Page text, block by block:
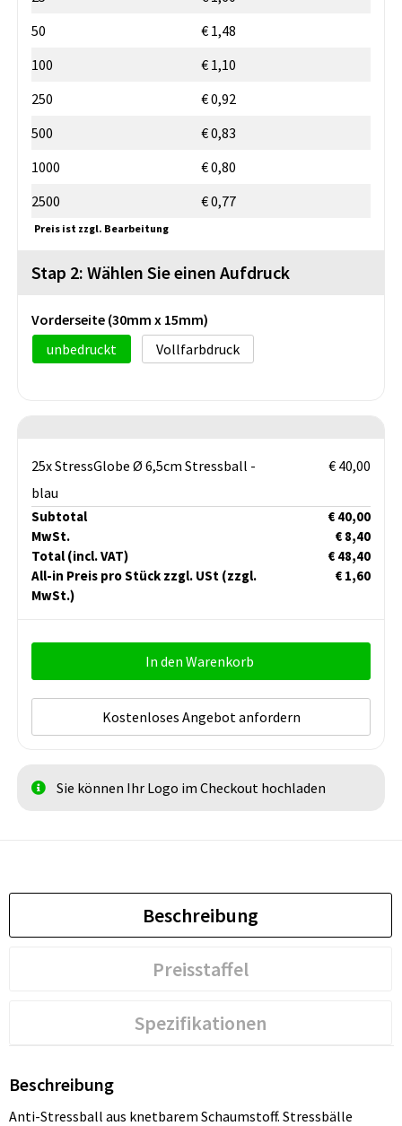
50
€ 1,48
100
€ 1,10
250
€ 0,92
500
€ 0,83
1000
€ 0,80
2500
€ 0,77
Preis ist zzgl. Bearbeitung
Stap 2: Wählen Sie einen Aufdruck
Vorderseite (30mm x 15mm)
unbedruckt
Vollfarbdruck
25x StressGlobe Ø 6,5cm Stressball -
blau
€ 40,00
Subtotal
€ 40,00
MwSt.
€ 8,40
Total (incl. VAT)
€ 48,40
All-in Preis pro Stück zzgl. USt (zzgl.
MwSt.)
€ 1,60
In den Warenkorb
Kostenloses Angebot anfordern
Sie können Ihr Logo im Checkout hochladen
Beschreibung
Preisstaffel
Spezifikationen
Beschreibung
Anti-Stressball aus knetbarem Schaumstoff. Stressbälle